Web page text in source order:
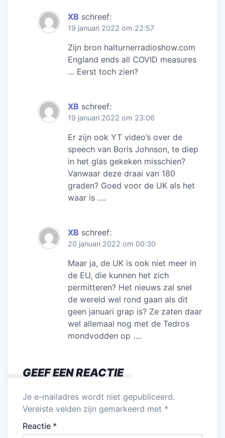
XB schreef:
19 januari 2022 om 22:57
Zijn bron halturnerradioshow.com
England ends all COVID measures
… Eerst toch zien?
XB schreef:
19 januari 2022 om 23:06
Er zijn ook YT video’s over de
speech van Boris Johnson, te diep
in het glas gekeken misschien?
Vanwaar deze draai van 180
graden? Goed voor de UK als het
waar is ….
XB schreef:
20 januari 2022 om 00:30
Maar ja, de UK is ook niet meer in
de EU, die kunnen het zich
permitteren? Het nieuws zal snel
de wereld wel rond gaan als dit
geen januari grap is? Ze zaten daar
wel allemaal nog met de Tedros
mondvodden op ….
GEEF EEN REACTIE
Je e-mailadres wordt niet gepubliceerd.
Vereiste velden zijn gemarkeerd met *
Reactie *